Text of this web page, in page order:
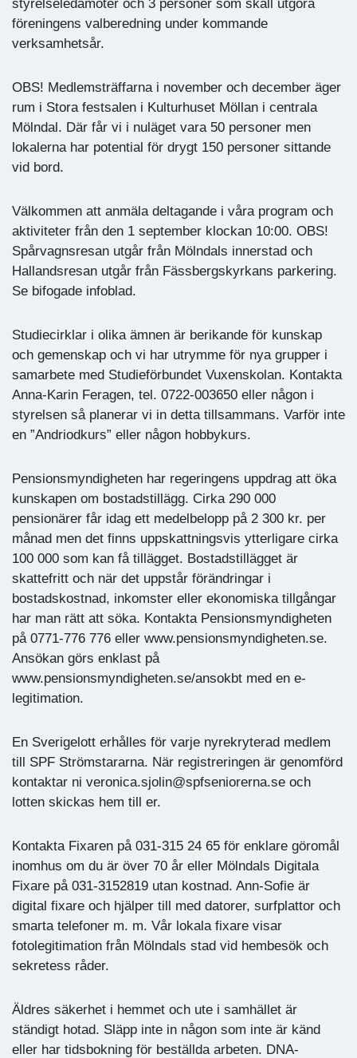
styrelseledamöter och 3 personer som skall utgöra
föreningens valberedning under kommande
verksamhetsår.
OBS! Medlemsträffarna i november och december äger
rum i Stora festsalen i Kulturhuset Möllan i centrala
Mölndal. Där får vi i nuläget vara 50 personer men
lokalerna har potential för drygt 150 personer sittande
vid bord.
Välkommen att anmäla deltagande i våra program och
aktiviteter från den 1 september klockan 10:00. OBS!
Spårvagnsresan utgår från Mölndals innerstad och
Hallandsresan utgår från Fässbergskyrkans parkering.
Se bifogade infoblad.
Studiecirklar i olika ämnen är berikande för kunskap
och gemenskap och vi har utrymme för nya grupper i
samarbete med Studieförbundet Vuxenskolan. Kontakta
Anna-Karin Feragen, tel. 0722-003650 eller någon i
styrelsen så planerar vi in detta tillsammans. Varför inte
en ”Andriodkurs” eller någon hobbykurs.
Pensionsmyndigheten har regeringens uppdrag att öka
kunskapen om bostadstillägg. Cirka 290 000
pensionärer får idag ett medelbelopp på 2 300 kr. per
månad men det finns uppskattningsvis ytterligare cirka
100 000 som kan få tillägget. Bostadstillägget är
skattefritt och när det uppstår förändringar i
bostadskostnad, inkomster eller ekonomiska tillgångar
har man rätt att söka. Kontakta Pensionsmyndigheten
på 0771-776 776 eller www.pensionsmyndigheten.se.
Ansökan görs enklast på
www.pensionsmyndigheten.se/ansokbt med en e-
legitimation.
En Sverigelott erhålles för varje nyrekryterad medlem
till SPF Strömstararna. När registreringen är genomförd
kontaktar ni veronica.sjolin@spfseniorerna.se och
lotten skickas hem till er.
Kontakta Fixaren på 031-315 24 65 för enklare göromål
inomhus om du är över 70 år eller Mölndals Digitala
Fixare på 031-3152819 utan kostnad. Ann-Sofie är
digital fixare och hjälper till med datorer, surfplattor och
smarta telefoner m. m. Vår lokala fixare visar
fotolegitimation från Mölndals stad vid hembesök och
sekretess råder.
Äldres säkerhet i hemmet och ute i samhället är
ständigt hotad. Släpp inte in någon som inte är känd
eller har tidsbokning för beställda arbeten. DNA-